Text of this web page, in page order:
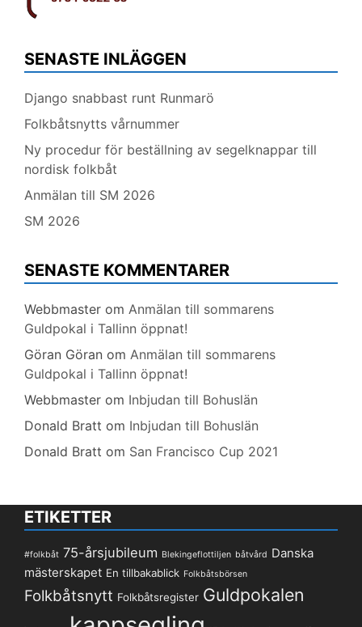
SENASTE INLÄGGEN
Django snabbast runt Runmarö
Folkbåtsnytts vårnummer
Ny procedur för beställning av segelknappar till
nordisk folkbåt
Anmälan till SM 2026
SM 2026
SENASTE KOMMENTARER
Webbmaster om Anmälan till sommarens
Guldpokal i Tallinn öppnat!
Göran Göran om Anmälan till sommarens
Guldpokal i Tallinn öppnat!
Webbmaster om Inbjudan till Bohuslän
Donald Bratt om Inbjudan till Bohuslän
Donald Bratt om San Francisco Cup 2021
ETIKETTER
#folkbåt 75-årsjubileum Blekingeflottiljen båtvård Danska
mästerskapet En tillbakablick Folkbåtsbörsen
Folkbåtsnytt Folkbåtsregister Guldpokalen